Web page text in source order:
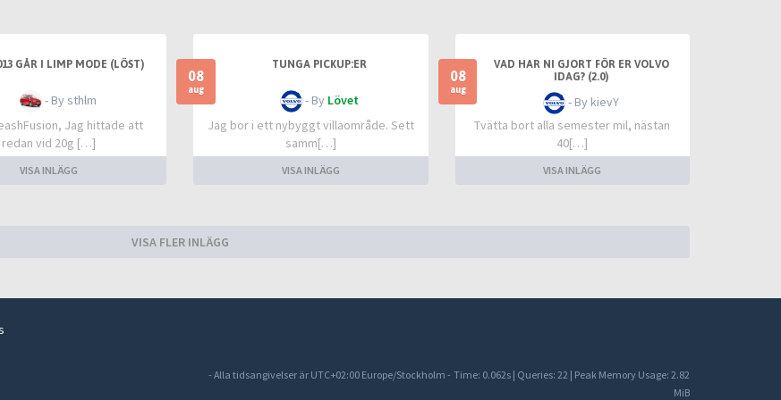
GÅR I LIMP MODE (LÖST)
- By sthlm
Jag hittade att
redan vid 20g […]
VISA INLÄGG
08
aug
TUNGA PICKUP:ER
- By Lövet
Jag bor i ett nybyggt villaområde. Sett
samm[…]
VISA INLÄGG
08
aug
VAD HAR NI GJORT FÖR ER VOLVO
IDAG? (2.0)
- By kievY
Tvätta bort alla semester mil, nästan
40[…]
VISA INLÄGG
VISA FLER INLÄGG
- Alla tidsangivelser är UTC+02:00 Europe/Stockholm - Time: 0.062s | Queries: 22 | Peak Memory Usage: 2.82
MiB